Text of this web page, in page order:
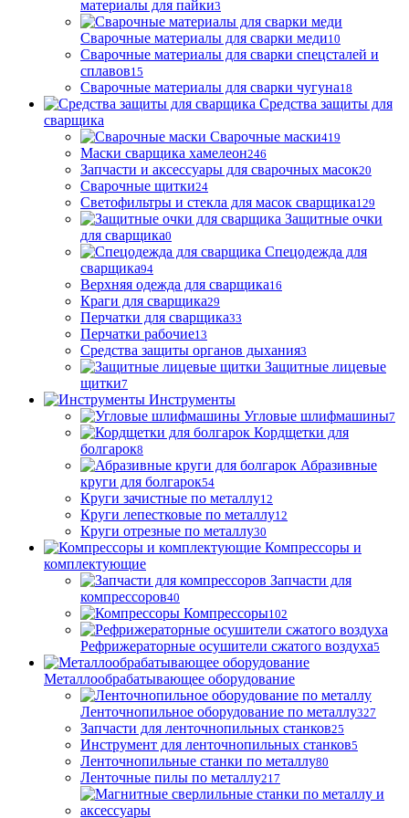
материалы для пайки3
Сварочные материалы для сварки меди10
Сварочные материалы для сварки спецсталей и
сплавов15
Сварочные материалы для сварки чугуна18
Средства защиты для
сварщика
Сварочные маски419
Маски сварщика хамелеон246
Запчасти и аксессуары для сварочных масок20
Сварочные щитки24
Светофильтры и стекла для масок сварщика129
Защитные очки
для сварщика0
Спецодежда для
сварщика94
Верхняя одежда для сварщика16
Краги для сварщика29
Перчатки для сварщика33
Перчатки рабочие13
Средства защиты органов дыхания3
Защитные лицевые
щитки7
Инструменты
Угловые шлифмашины7
Кордщетки для
болгарок8
Абразивные
круги для болгарок54
Круги зачистные по металлу12
Круги лепестковые по металлу12
Круги отрезные по металлу30
Компрессоры и
комплектующие
Запчасти для
компрессоров40
Компрессоры102
Рефрижераторные осушители сжатого воздуха5
Металлообрабатывающее оборудование
Ленточнопильное оборудование по металлу327
Запчасти для ленточнопильных станков25
Инструмент для ленточнопильных станков5
Ленточнопильные станки по металлу80
Ленточные пилы по металлу217